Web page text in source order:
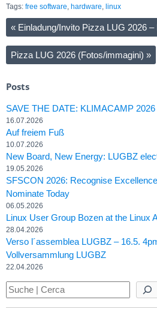
Tags: free software, hardware, linux
« Einladung/Invito Pizza LUG 2026
Pizza LUG 2026 (Fotos/immagini) »
Posts
SAVE THE DATE: KLIMACAMP 2026
16.07.2026
Auf freiem Fuß
10.07.2026
New Board, New Energy: LUGBZ
19.05.2026
SFSCON 2026: Recognise
Nominate Today
06.05.2026
Linux User Group Bozen at the Linux
28.04.2026
Verso l´assemblea LUGBZ – 16.5.
Vollversammlung LUGBZ
22.04.2026